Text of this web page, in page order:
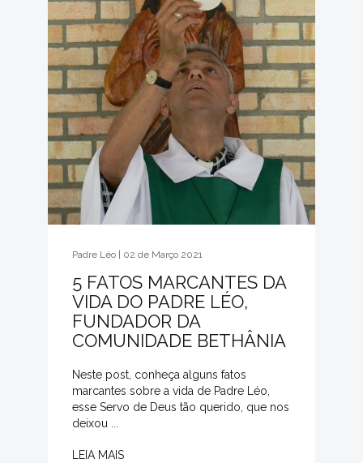
Padre Léo | 02 de Março 2021
5 FATOS MARCANTES DA
VIDA DO PADRE LÉO,
FUNDADOR DA
COMUNIDADE BETHÂNIA
Neste post, conheça alguns fatos
marcantes sobre a vida de Padre Léo,
esse Servo de Deus tão querido, que nos
deixou ...
LEIA MAIS